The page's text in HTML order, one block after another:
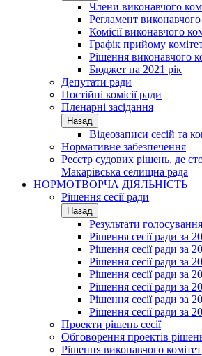
Члени виконавчого
Регламент виконавчого
Комісії виконавчого
Графік прийому
Рішення виконавчого
Бюджет на 2021 рік
Депутати ради
Постійні комісії ради
Пленарні засідання
Назад
Відеозаписи сесій та
Нормативне забезпечення
Реєстр судових рішень, де
Макарівська селищна рада
НОРМОТВОРЧА ДІЯЛЬНІСТЬ
Рішення сесії ради
Назад
Результати голосування
Рішення сесії ради за
Рішення сесії ради за
Рішення сесії ради за
Рішення сесії ради за
Рішення сесії ради за
Рішення сесії ради за
Рішення сесії ради за
Проекти рішень сесії
Обговорення проектів рішень
Рішення виконавчого